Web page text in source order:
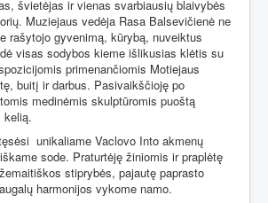
švietėjas ir vienas svarbiausių blaivybės
Muziejaus vedėja Rasa Balsevičienė ne
rašytojo gyvenimą, kūrybą, nuveiktus
visas sodybos kieme išlikusias klėtis su
primenančiomis Motiejaus
buitį ir darbus. Pasivaikščioję po
medinėmis skulptūromis puoštą
kelią.
unikaliame Vaclovo Into akmenų
sode. Praturtėję žiniomis ir praplėtę
stiprybės, pajautę paprasto
harmonijos vykome namo.